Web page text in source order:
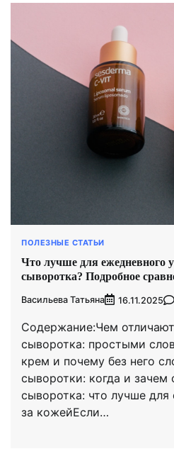
ПОЛЕЗНЫЕ СТАТЬИ
Что лучше для ежедневного
сыворотка? Подробное
Васильева Татьяна 16.11.2025
Содержание:Чем
сыворотка: простыми
крем и почему без него
сыворотки: когда и
сыворотка: что лучше для
за кожейЕсли…